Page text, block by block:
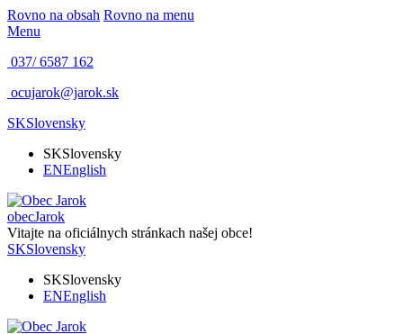
Rovno na obsah Rovno na menu
Menu
037/ 6587 162
ocujarok@jarok.sk
SKSlovensky
SKSlovensky
ENEnglish
obecJarok
Vitajte na oficiálnych stránkach našej obce!
SKSlovensky
SKSlovensky
ENEnglish